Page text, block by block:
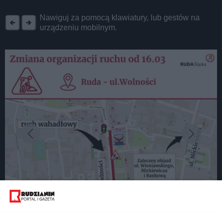
Nawiguj za pomocą klawiatury, lub gestów na
urządzeniu mobilnym.